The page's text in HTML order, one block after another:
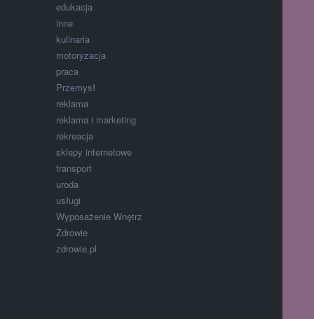
edukacja
inne
kulinaria
motoryzacja
praca
Przemysł
reklama
reklama i marketing
rekreacja
sklepy internetowe
transport
uroda
usługi
Wyposażenie Wnętrz
Zdrowie
zdrowie.pl